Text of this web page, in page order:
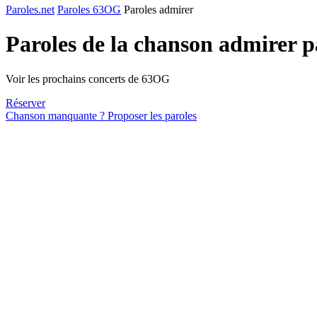
Paroles.net Paroles 63OG Paroles admirer
Paroles de la chanson admirer
Voir les prochains concerts de 63OG
Réserver
Chanson manquante ? Proposer les paroles